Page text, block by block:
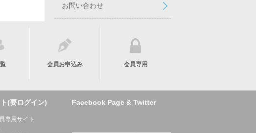
お問い合わせ
会員お申込み 会員専用
(要ログイン)
専用サイト
Facebook Page & Twitter